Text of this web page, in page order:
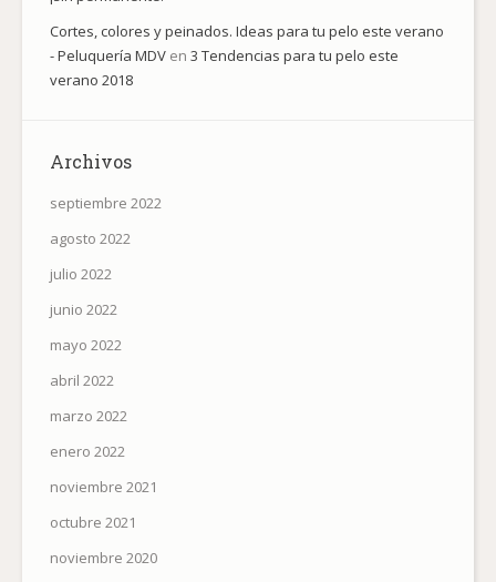
Cortes, colores y peinados. Ideas para tu pelo este verano
- Peluquería MDV en 3 Tendencias para tu pelo este
verano 2018
Archivos
septiembre 2022
agosto 2022
julio 2022
junio 2022
mayo 2022
abril 2022
marzo 2022
enero 2022
noviembre 2021
octubre 2021
noviembre 2020